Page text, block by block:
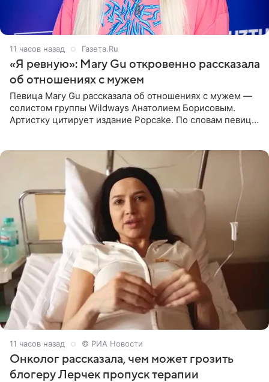
11 часов назад Газета.Ru
«Я ревную»: Mary Gu откровенно рассказала
об отношениях с мужем
Певица Mary Gu рассказала об отношениях с мужем —
солистом группы Wildways Анатолием Борисовым.
Артистку цитирует издание Popcake. По словам певицы,
11 часов назад © РИА Новости
Онколог рассказала, чем может грозить
блогеру Лерчек пропуск терапии